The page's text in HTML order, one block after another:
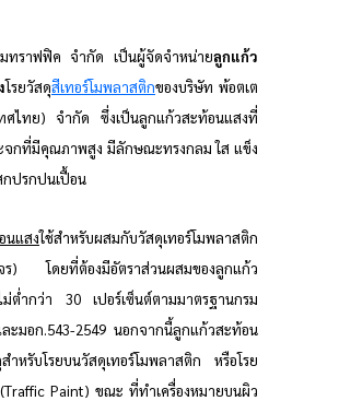
ทราฟฟิค จำกัด เป็นผู้จัดจำหน่ายลูกแก้ว
โรยวัสดุสีเทอร์โมพลาสติกของบริษัท พ้อตเต
ศไทย) จำกัด ซึ่งเป็นลูกแก้วสะท้อนแสงที่
จกที่มีคุณภาพสูง มีลักษณะทรงกลม ใส แข็ง
ปรกปนเปื้อน
นแสงใช้สำหรับผสมกับวัสดุเทอร์โมพลาสติก
จร) โดยที่ต้องมีอัตราส่วนผสมของลูกแก้ว
ม่ต่ำกว่า 30 เปอร์เซ็นต์ตามมาตรฐานกรม
ะมอก.543-2549 นอกจากนี้ลูกแก้วสะท้อน
ำหรับโรยบนวัสดุเทอร์โมพลาสติก หรือโรย
(Traffic Paint) ขณะ ที่ทำเครื่องหมายบนผิว